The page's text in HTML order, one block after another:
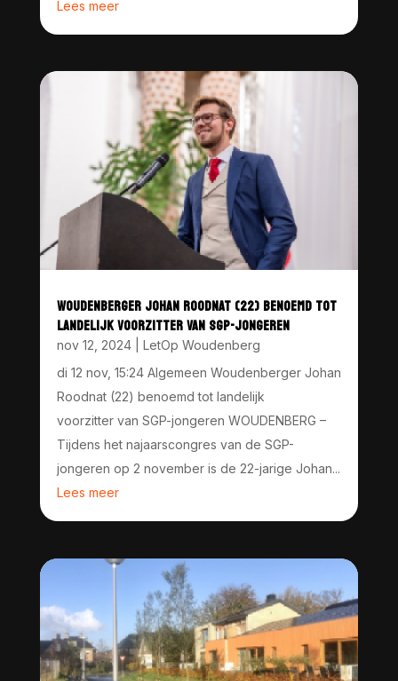
Lees meer
WOUDENBERGER JOHAN ROODNAT (22) BENOEMD TOT
LANDELIJK VOORZITTER VAN SGP-JONGEREN
nov 12, 2024| LetOp Woudenberg
di 12 nov, 15:24 Algemeen Woudenberger Johan
Roodnat (22) benoemd tot landelijk
voorzitter van SGP-jongeren WOUDENBERG –
Tijdens het najaarscongres van de SGP-
jongeren op 2 november is de 22-jarige Johan...
Lees meer